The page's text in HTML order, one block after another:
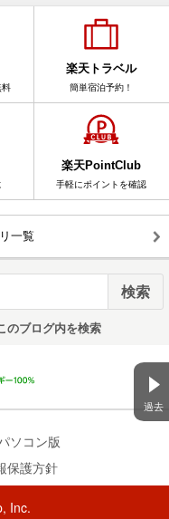
過去
料
楽天トラベル
簡単宿泊予約！
楽天PointClub
手軽にポイントを確認
一覧
のブログ内を検索
ソコン版
保護方針
Inc.